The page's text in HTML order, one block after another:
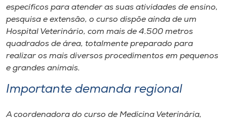
específicos para atender as suas atividades de ensino,
pesquisa e extensão, o curso dispõe ainda de um
Hospital Veterinário, com mais de 4.500 metros
quadrados de área, totalmente preparado para
realizar os mais diversos procedimentos em pequenos
e grandes animais.
Importante demanda regional
A coordenadora do curso de Medicina Veterinária,